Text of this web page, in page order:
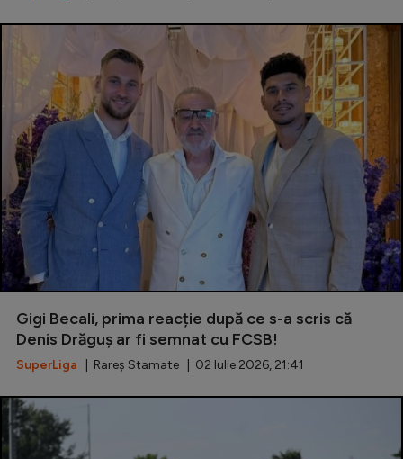
Gigi Becali, prima reacție după ce s-a scris că
Denis Drăguș ar fi semnat cu FCSB!
SuperLiga | Rareș Stamate | 02 Iulie 2026, 21:41